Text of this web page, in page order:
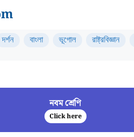
দর্শন বাংলা ভূগোল রাষ্ট্রবিজ্ঞান
নবম শ্রেণি
Click here